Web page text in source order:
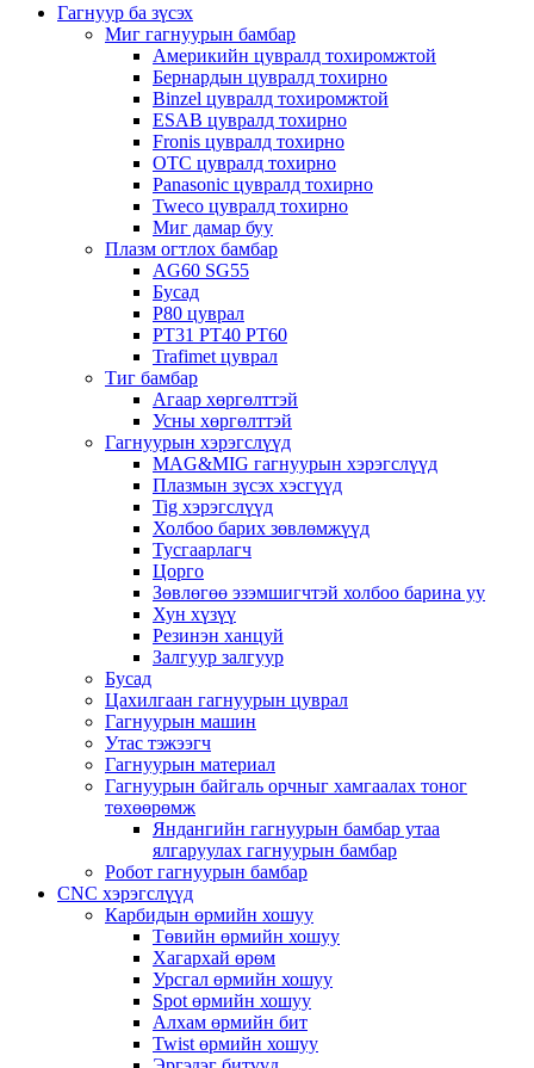
Гагнуур ба зүсэх
Миг гагнуурын бамбар
Америкийн цувралд тохиромжтой
Бернардын цувралд тохирно
Binzel цувралд тохиромжтой
ESAB цувралд тохирно
Fronis цувралд тохирно
OTC цувралд тохирно
Panasonic цувралд тохирно
Tweco цувралд тохирно
Миг дамар буу
Плазм огтлох бамбар
AG60 SG55
Бусад
P80 цуврал
PT31 PT40 PT60
Trafimet цуврал
Тиг бамбар
Агаар хөргөлттэй
Усны хөргөлттэй
Гагнуурын хэрэгслүүд
MAG&MIG гагнуурын хэрэгслүүд
Плазмын зүсэх хэсгүүд
Tig хэрэгслүүд
Холбоо барих зөвлөмжүүд
Тусгаарлагч
Цорго
Зөвлөгөө эзэмшигчтэй холбоо барина уу
Хун хүзүү
Резинэн ханцуй
Залгуур залгуур
Бусад
Цахилгаан гагнуурын цуврал
Гагнуурын машин
Утас тэжээгч
Гагнуурын материал
Гагнуурын байгаль орчныг хамгаалах тоног
төхөөрөмж
Яндангийн гагнуурын бамбар утаа
ялгаруулах гагнуурын бамбар
Робот гагнуурын бамбар
CNC хэрэгслүүд
Карбидын өрмийн хошуу
Төвийн өрмийн хошуу
Хагархай өрөм
Урсгал өрмийн хошуу
Spot өрмийн хошуу
Алхам өрмийн бит
Twist өрмийн хошуу